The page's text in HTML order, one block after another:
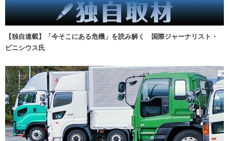
【独自連載】「今そこにある危機」を読み解く 国際ジャーナリスト・
ビニシウス氏